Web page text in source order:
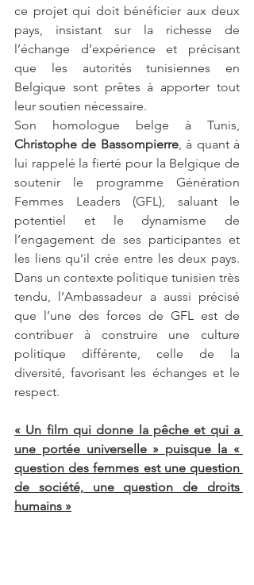
ce projet qui doit bénéficier aux deux
pays, insistant sur la richesse de
l’échange d’expérience et précisant
que les autorités tunisiennes en
Belgique sont prêtes à apporter tout
leur soutien nécessaire.
Christophe de Bassompierre, à quant à
lui rappelé la fierté pour la Belgique de
soutenir le programme Génération
Femmes Leaders (GFL), saluant le
potentiel et le dynamisme de
l’engagement de ses participantes et
les liens qu’il crée entre les deux pays.
Dans un contexte politique tunisien très
tendu, l’Ambassadeur a aussi précisé
que l’une des forces de GFL est de
contribuer à construire une culture
politique différente, celle de la
diversité, favorisant les échanges et le
respect.
« Un film qui donne la pêche et qui a
une portée universelle » puisque la «
question des femmes est une question
de société, une question de droits
humains »